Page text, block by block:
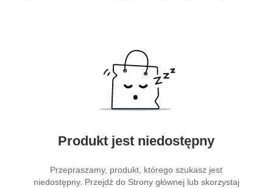
Produkt jest niedostępny
Przepraszamy, produkt, którego szukasz jest
niedostępny. Przejdź do Strony głównej lub skorzystaj